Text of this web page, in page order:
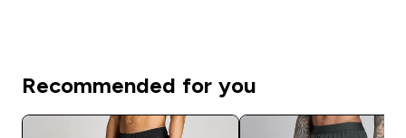
Recommended for you